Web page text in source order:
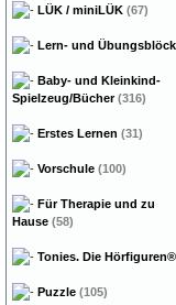
LÜK / miniLÜK (67)
Lern- und
Baby- und Kleinkind-
Spielzeug/Bücher(316)
Erstes Lernen (31)
Vorschule (100)
Für Therapie und zu
Hause (58)
Tonies. Die Hörfiguren®
Puzzle (105)